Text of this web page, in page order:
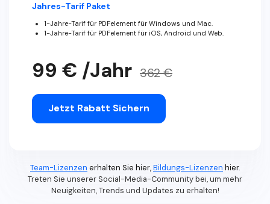
Jahres-Tarif Paket
1-Jahre-Tarif für PDFelement für Windows und Mac.
1-Jahre-Tarif für PDFelement für iOS, Android und Web.
99 € /Jahr 362 €
Jetzt Rabatt Sichern
Team-Lizenzen erhalten Sie hier,Bildungs-Lizenzen hier.
Treten Sie unserer Social-Media-Community bei, um mehr
Neuigkeiten, Trends und Updates zu erhalten!